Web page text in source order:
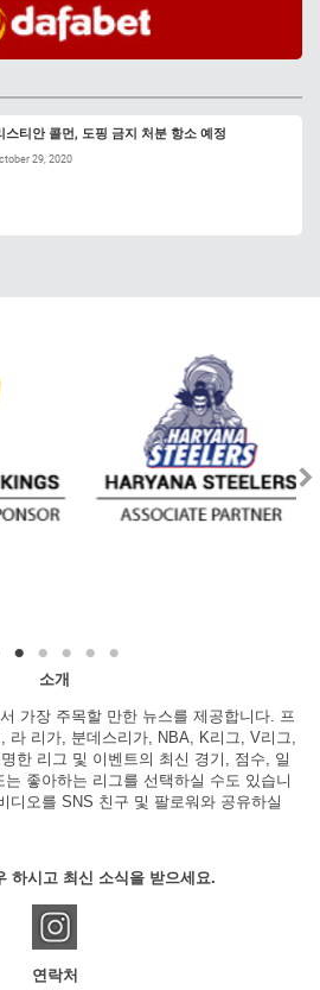
스티안 콜먼, 도핑 금지 처분 항소 예정
29, 2020
소개
가장 주목할 만한 뉴스를 제공합니다. 프
라 리가, 분데스리가, NBA, K리그, V리그,
한 리그 및 이벤트의 최신 경기, 점수, 일
좋아하는 리그를 선택하실 수도 있습니
디오를 SNS 친구 및 팔로워와 공유하실
하시고 최신 소식을 받으세요.
연락처